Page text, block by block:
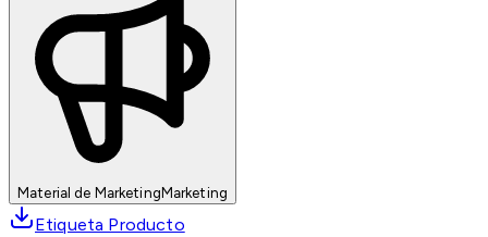
Material de MarketingMarketing
Etiqueta Producto